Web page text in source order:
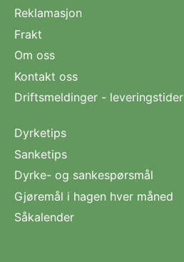
Reklamasjon
Frakt
Om oss
Kontakt oss
Driftsmeldinger - leveringstider
Dyrketips
Sanketips
Dyrke- og sankespørsmål
Gjøremål i hagen hver måned
Såkalender